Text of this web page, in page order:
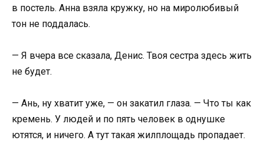
в постель. Анна взяла кружку, но на миролюбивый
тон не поддалась.
— Я вчера все сказала, Денис. Твоя сестра здесь жить
не будет.
— Ань, ну хватит уже, — он закатил глаза. — Что ты как
кремень. У людей и по пять человек в однушке
ютятся, и ничего. А тут такая жилплощадь пропадает.